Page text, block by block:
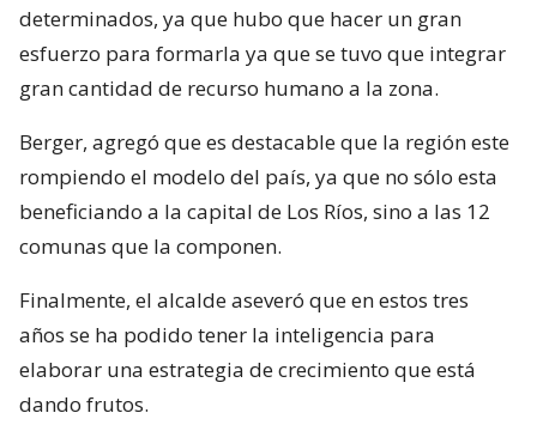
determinados, ya que hubo que hacer un gran
esfuerzo para formarla ya que se tuvo que integrar
gran cantidad de recurso humano a la zona.
Berger, agregó que es destacable que la región este
rompiendo el modelo del país, ya que no sólo esta
beneficiando a la capital de Los Ríos, sino a las 12
comunas que la componen.
Finalmente, el alcalde aseveró que en estos tres
años se ha podido tener la inteligencia para
elaborar una estrategia de crecimiento que está
dando frutos.